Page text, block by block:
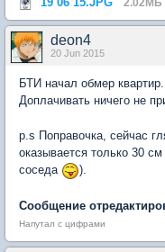
deon4
20 Jun 2015
БТИ начал обмер
Доплачивать ничего не
p.s Поправочка, сейчас
оказывается только 30
соседа
).
Сообщение
Напутал с цифрами